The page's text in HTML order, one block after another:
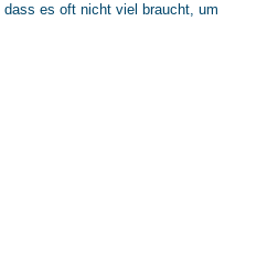
es oft nicht viel braucht, um